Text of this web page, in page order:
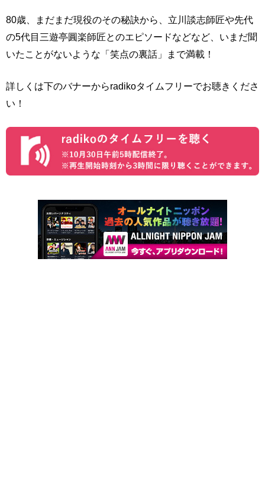
80歳、まだまだ現役のその秘訣から、立川談志師匠や先代
の5代目三遊亭圓楽師匠とのエピソードなどなど、いまだ聞
いたことがないような「笑点の裏話」まで満載！
詳しくは下のバナーからradikoタイムフリーでお聴きくださ
い！